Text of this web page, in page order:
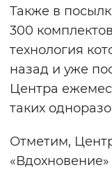
Также в
300
технология
назад и уже
Центра
таких
Отметим,